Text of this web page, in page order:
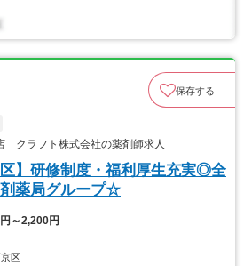
保存する
クラフト株式会社の薬剤師求人
区】研修制度・福利厚生充実◎全
薬局グループ☆
～2,200円
区